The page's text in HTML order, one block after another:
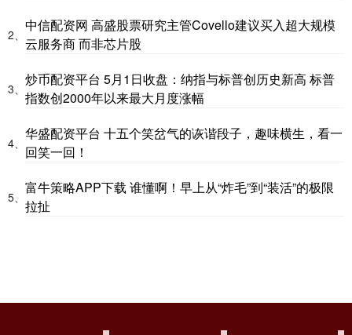
2、
中信配资网 高盛股票研究主管Covello建议买入超大规模
云服务商 而非芯片股
3、
炒币配资平台 5月1日收盘：纳指与标普创历史新高 标普
指数创2000年以来最大月度涨幅
4、
华盛配资平台 十五个笑岔气的诙谐段子，趣味横生，看一
回笑一回！
5、
富牛策略APP下载 谁懂啊！早上从“炸毛”到“装活”的极限
拉扯